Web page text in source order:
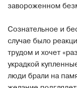
завороженном
Сознательное и
случае было
трудом и хочет
украдкой
люди брали на